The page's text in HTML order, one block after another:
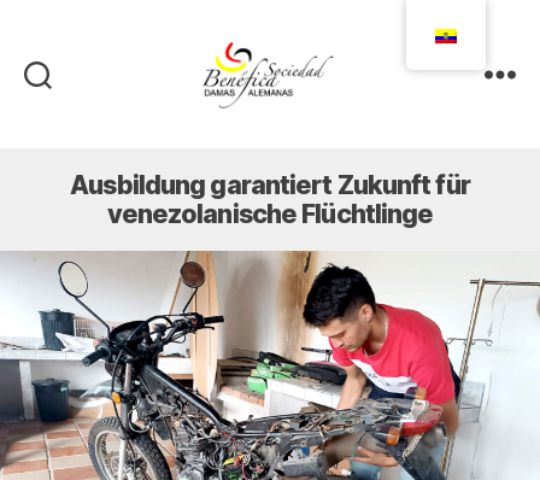
Ecuador
Ausbildung garantiert Zukunft für
venezolanische Flüchtlinge